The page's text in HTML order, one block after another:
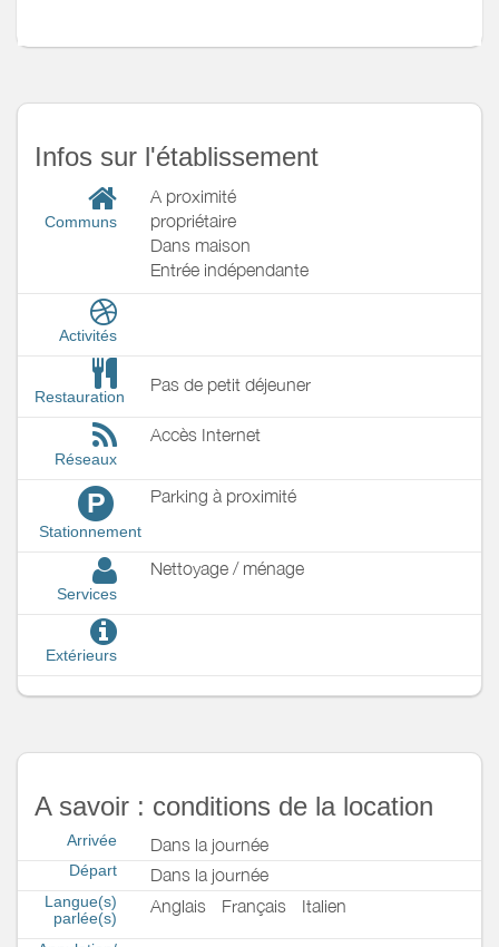
Infos sur l'établissement
Communs
A proximité
propriétaire
Dans maison
Entrée indépendante
Activités
Restauration
Pas de petit déjeuner
Réseaux
Accès Internet
P
Stationnement
Parking à proximité
Services
Nettoyage / ménage
Extérieurs
A savoir : conditions de la location
Arrivée Dans la journée
Départ Dans la journée
Langue(s)
parlée(s)
Anglais Français Italien